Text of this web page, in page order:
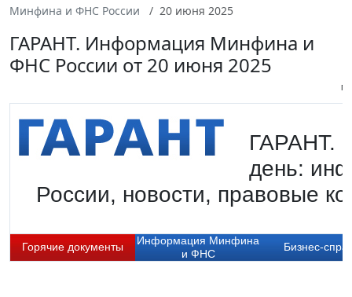
Минфина и ФНС России
20 июня 2025
ГАРАНТ. Информация Минфина и
ФНС России от 20 июня 2025
ГАРАНТ.
день:
России, новости, правовые
Горячие документы
Информация Минфина
и ФНС
Бизнес-